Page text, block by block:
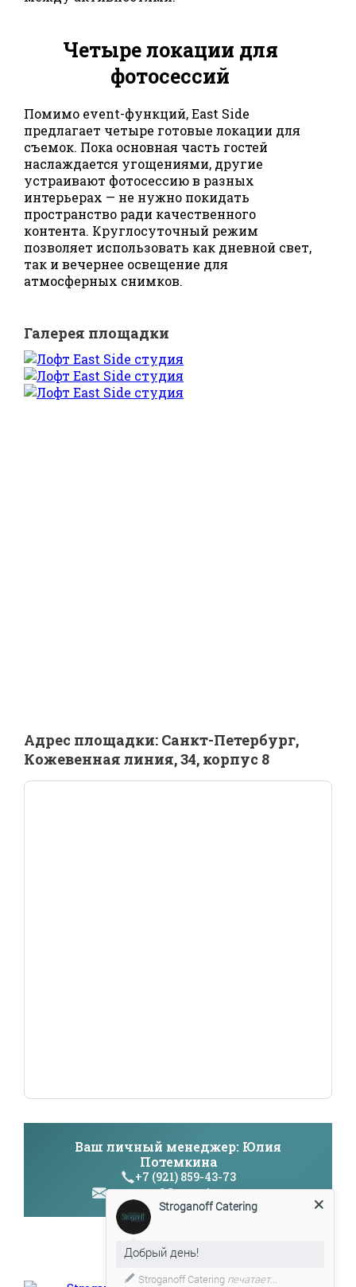
Четыре локации для
фотосессий
Помимо event-функций, East Side
предлагает четыре готовые локации для
съемок. Пока основная часть гостей
наслаждается угощениями, другие
устраивают фотосессию в разных
интерьерах — не нужно покидать
пространство ради качественного
контента. Круглосуточный режим
позволяет использовать как дневной свет,
так и вечернее освещение для
атмосферных снимков.
Галерея площадки
Адрес площадки: Санкт-Петербург,
Кожевенная линия, 34, корпус 8
Ваш личный менеджер: Юлия
Потемкина
+7 (921) 859-43-73
manager3@catering-stg.ru
Stroganoff Catering
Добрый день!
Stroganoff Catering печатает...